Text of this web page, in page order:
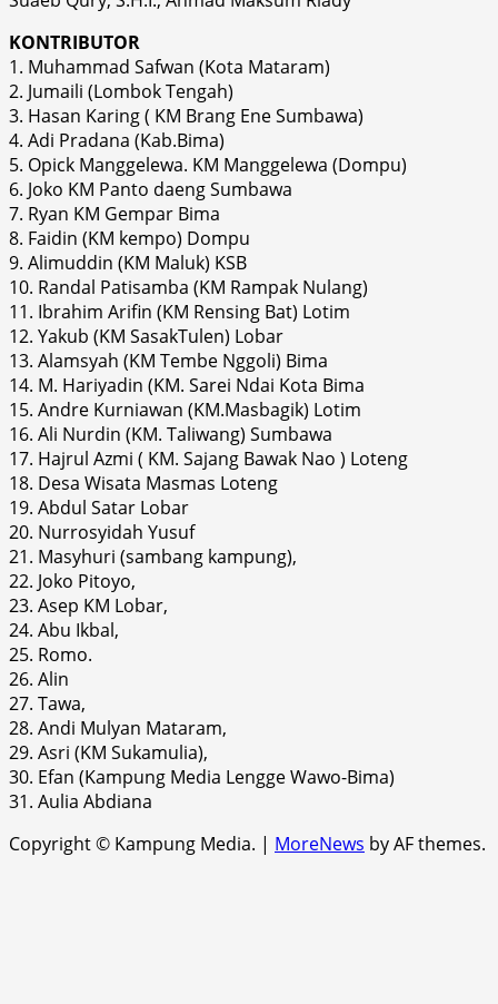
KONTRIBUTOR
1. Muhammad Safwan (Kota Mataram)
2. Jumaili (Lombok Tengah)
3. Hasan Karing ( KM Brang Ene Sumbawa)
4. Adi Pradana (Kab.Bima)
5. Opick Manggelewa. KM Manggelewa (Dompu)
6. Joko KM Panto daeng Sumbawa
7. Ryan KM Gempar Bima
8. Faidin (KM kempo) Dompu
9. Alimuddin (KM Maluk) KSB
10. Randal Patisamba (KM Rampak Nulang)
11. Ibrahim Arifin (KM Rensing Bat) Lotim
12. Yakub (KM SasakTulen) Lobar
13. Alamsyah (KM Tembe Nggoli) Bima
14. M. Hariyadin (KM. Sarei Ndai Kota Bima
15. Andre Kurniawan (KM.Masbagik) Lotim
16. Ali Nurdin (KM. Taliwang) Sumbawa
17. Hajrul Azmi ( KM. Sajang Bawak Nao ) Loteng
18. Desa Wisata Masmas Loteng
19. Abdul Satar Lobar
20. Nurrosyidah Yusuf
21. Masyhuri (sambang kampung),
22. Joko Pitoyo,
23. Asep KM Lobar,
24. Abu Ikbal,
25. Romo.
26. Alin
27. Tawa,
28. Andi Mulyan Mataram,
29. Asri (KM Sukamulia),
30. Efan (Kampung Media Lengge Wawo-Bima)
31. Aulia Abdiana
Copyright © Kampung Media. | MoreNews by AF themes.